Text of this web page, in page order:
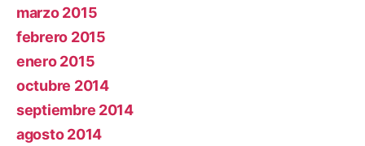
marzo 2015
febrero 2015
enero 2015
octubre 2014
septiembre 2014
agosto 2014